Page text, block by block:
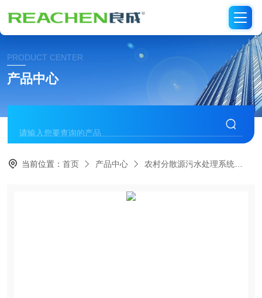
PRODUCT CENTER
产品中心
当前位置：首页 产品中心 农村分散源污水处理系统